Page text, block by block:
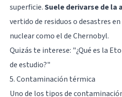
superficie.Suele derivarse de la
vertido de residuos o desastres
nuclear como el de Chernobyl.
Quizás te interese: "¿Qué es la
de estudio?"
5. Contaminación térmica
Uno de los tipos de